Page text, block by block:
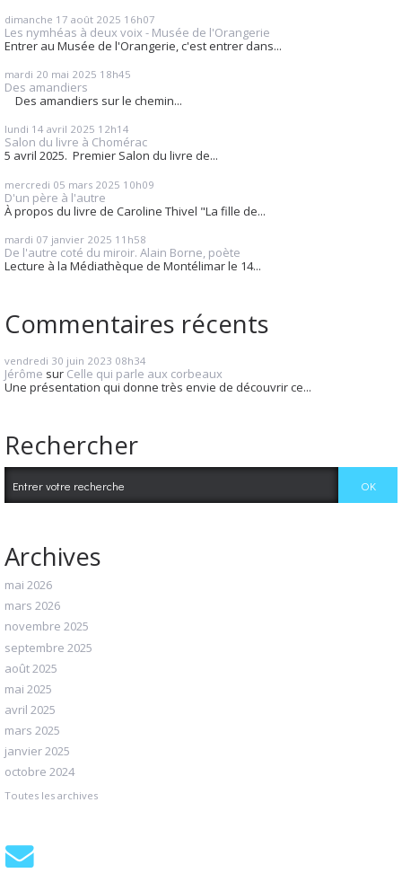
dimanche 17 août 2025 16h07
Les nymhéas à deux voix - Musée de l'Orangerie
Entrer au Musée de l'Orangerie, c'est entrer dans...
mardi 20 mai 2025 18h45
Des amandiers
Des amandiers sur le chemin...
lundi 14 avril 2025 12h14
Salon du livre à Chomérac
5 avril 2025. Premier Salon du livre de...
mercredi 05 mars 2025 10h09
D'un père à l'autre
À propos du livre de Caroline Thivel "La fille de...
mardi 07 janvier 2025 11h58
De l'autre coté du miroir. Alain Borne, poète
Lecture à la Médiathèque de Montélimar le 14...
Commentaires récents
vendredi 30 juin 2023 08h34
Jérôme sur Celle qui parle aux corbeaux
Une présentation qui donne très envie de découvrir ce...
Rechercher
Archives
mai 2026
mars 2026
novembre 2025
septembre 2025
août 2025
mai 2025
avril 2025
mars 2025
janvier 2025
octobre 2024
Toutes les archives